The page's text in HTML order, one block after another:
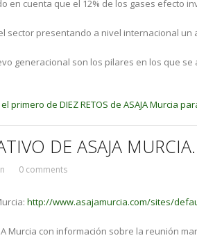
en cuenta que el 12% de los gases efecto
sector presentando a nivel internacional un
generacional son los pilares en los que
primero de DIEZ RETOS de ASAJA
DE ASAJA MURCIA.
0 comments
http://www.asajamurcia.com/sites/
Murcia con información sobre la reunión